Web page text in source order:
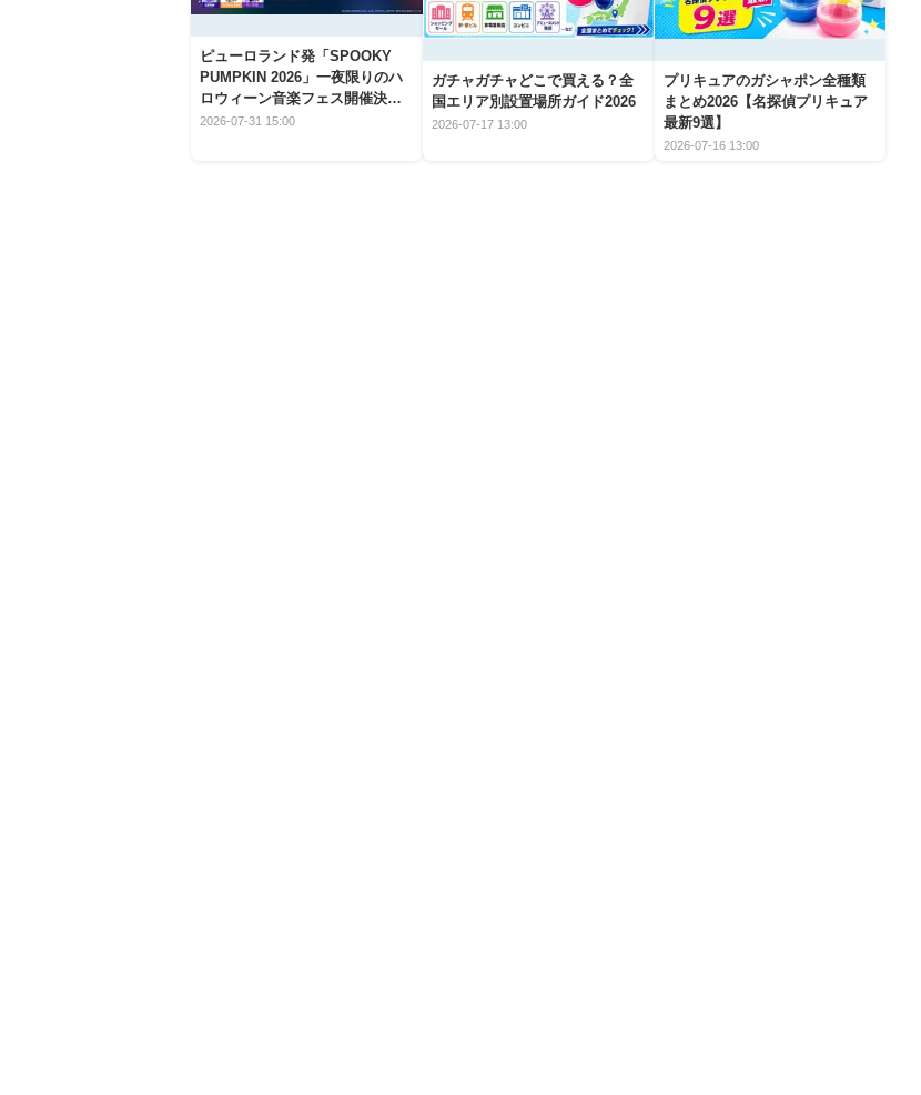
ピューロランド発「SPOOKY
PUMPKIN 2026」一夜限りのハ
ロウィーン音楽フェス開催決
定！
2026-07-31 15:00
ガチャガチャどこで買える？全
国エリア別設置場所ガイド2026
2026-07-17 13:00
プリキュアのガシャポン全種類
まとめ2026【名探偵プリキュア
最新9選】
2026-07-16 13:00